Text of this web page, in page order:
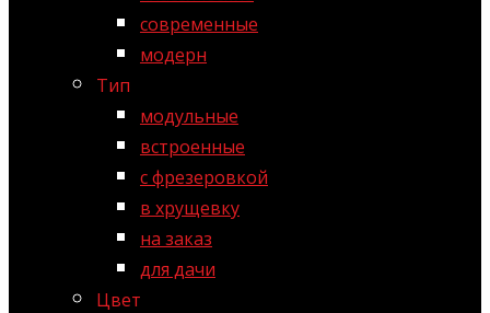
современные
модерн
Тип
модульные
встроенные
с фрезеровкой
в хрущевку
на заказ
для дачи
Цвет